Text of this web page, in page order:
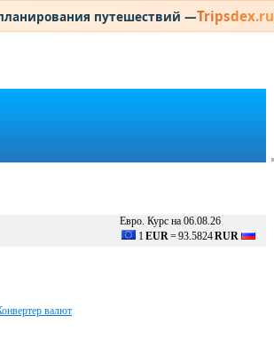
путешествий —Tripsdex.ru
Евро. Курс на 06.08.26
1 EUR=93.5824RUR
валют